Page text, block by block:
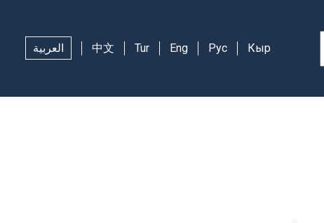
Кыр
Рус
Eng
Tur
中文 العربية